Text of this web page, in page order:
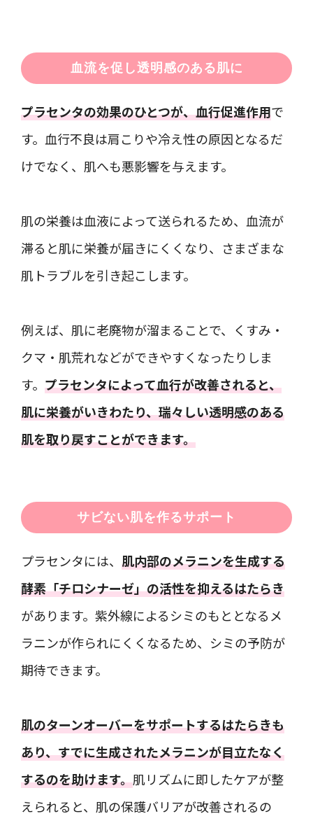
血流を促し透明感のある肌に
プラセンタの効果のひとつが、血行促進作用で
す。血行不良は肩こりや冷え性の原因となるだ
けでなく、肌へも悪影響を与えます。
肌の栄養は血液によって送られるため、血流が
滞ると肌に栄養が届きにくくなり、さまざまな
肌トラブルを引き起こします。
例えば、肌に老廃物が溜まることで、くすみ・
クマ・肌荒れなどができやすくなったりしま
す。 プラセンタによって血行が改善されると、
肌に栄養がいきわたり、瑞々しい透明感のある
肌を取り戻すことができます。
サビない肌を作るサポート
プラセンタには、 肌内部のメラニンを生成する
酵素「チロシナーゼ」の活性を抑えるはたらき
があります。紫外線によるシミのもととなるメ
ラニンが作られにくくなるため、シミの予防が
期待できます。
肌のターンオーバーをサポートするはたらきも
あり、すでに生成されたメラニンが目立たなく
するのを助けます。肌リズムに即したケアが整
えられると、肌の保護バリアが改善されるの